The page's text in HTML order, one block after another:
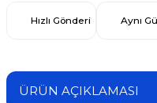
Hızlı Gönderi Aynı
ÜRÜN AÇIKLAMASI